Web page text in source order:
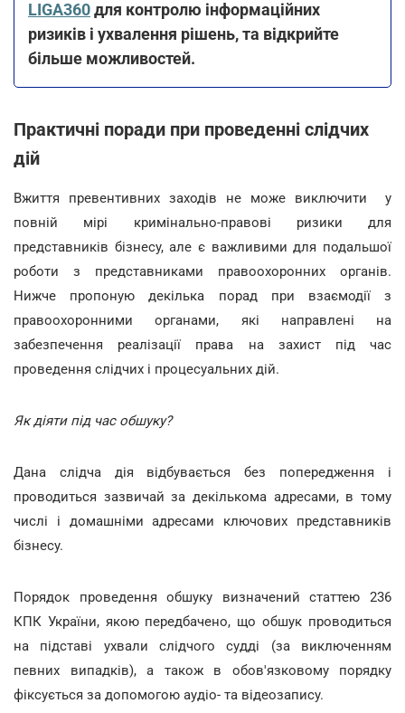
LIGA360для контролю інформаційних
ризиків і ухвалення рішень, та відкрийте
більше можливостей.
Практичні поради при проведенні слідчих
дій
Вжиття превентивних заходів не може виключити у
повній мірі кримінально-правові ризики для
представників бізнесу, але є важливими для подальшої
роботи з представниками правоохоронних органів.
Нижче пропоную декілька порад при взаємодії з
правоохоронними органами, які направлені на
забезпечення реалізації права на захист під час
проведення слідчих і процесуальних дій.
Як діяти під час обшуку?
Дана слідча дія відбувається без попередження і
проводиться зазвичай за декількома адресами, в тому
числі і домашніми адресами ключових представників
бізнесу.
Порядок проведення обшуку визначений статтею 236
КПК України, якою передбачено, що обшук проводиться
на підставі ухвали слідчого судді (за виключенням
певних випадків), а також в обов'язковому порядку
фіксується за допомогою аудіо- та відеозапису.